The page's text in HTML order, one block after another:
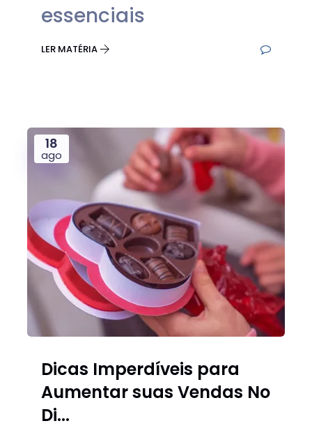
essenciais
LER MATÉRIA
18
ago
Dicas Imperdíveis para
Aumentar suas Vendas No
Di...